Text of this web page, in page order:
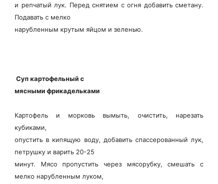
и репчатый лук. Перед снятием с огня добавить сметану.
Подавать с мелко
нарубленным крутым яйцом и зеленью.
Суп картофельный с
мясными фрикадельками
Картофель и морковь вымыть, очистить, нарезать
кубиками,
опустить в кипящую воду, добавить спассерованный лук,
петрушку и варить 20-25
минут. Мясо пропустить через мясорубку, смешать с
мелко нарубленным луком,